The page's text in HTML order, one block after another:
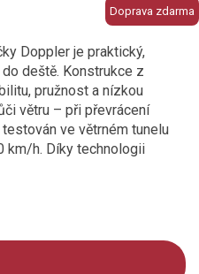
Doprava zdarma
Doppler je praktický,
deště. Konstrukce z
pružnost a nízkou
větru – při převrácení
ve větrném tunelu
km/h. Díky technologii